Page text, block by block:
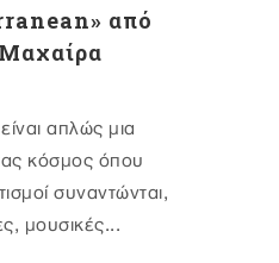
από
απλώς μια
κόσμος όπου
συναντώνται,
μουσικές...